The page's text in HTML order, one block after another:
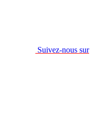
Suivez-nous sur